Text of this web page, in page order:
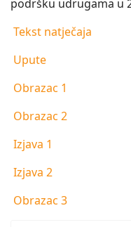
podršku udrugama u
Tekst natječaja
Upute
Obrazac 1
Obrazac 2
Izjava 1
Izjava 2
Obrazac 3